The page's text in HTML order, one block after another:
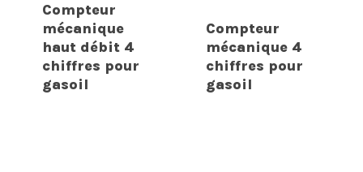
Compteur
mécanique
haut débit 4
chiffres pour
gasoil
Compteur
mécanique 4
chiffres pour
gasoil